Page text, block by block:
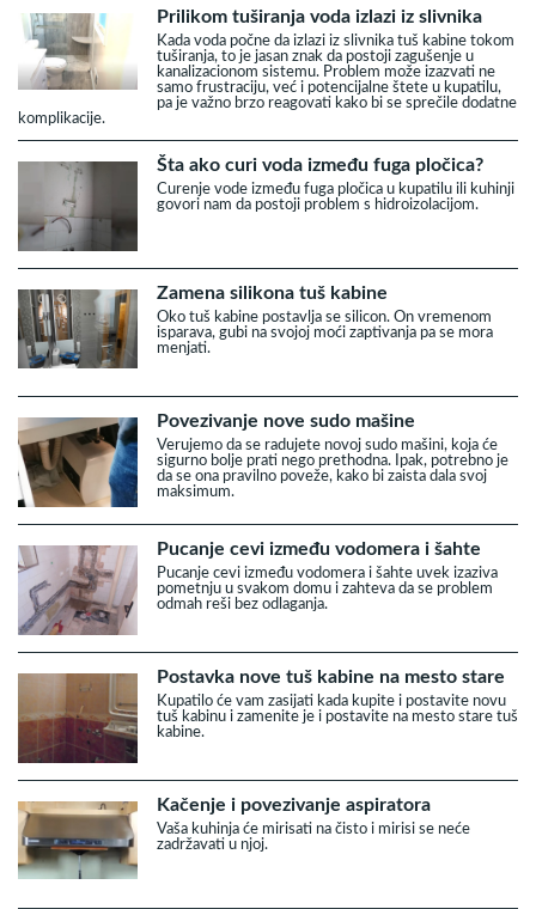
Prilikom tuširanja voda izlazi iz slivnika
Kada voda počne da izlazi iz slivnika tuš kabine tokom
tuširanja, to je jasan znak da postoji zagušenje u
kanalizacionom sistemu. Problem može izazvati ne
samo frustraciju, već i potencijalne štete u kupatilu,
pa je važno brzo reagovati kako bi se sprečile dodatne
komplikacije.
Šta ako curi voda između fuga pločica?
Curenje vode između fuga pločica u kupatilu ili kuhinji
govori nam da postoji problem s hidroizolacijom.
Zamena silikona tuš kabine
Oko tuš kabine postavlja se silicon. On vremenom
isparava, gubi na svojoj moći zaptivanja pa se mora
menjati.
Povezivanje nove sudo mašine
Verujemo da se radujete novoj sudo mašini, koja će
sigurno bolje prati nego prethodna. Ipak, potrebno je
da se ona pravilno poveže, kako bi zaista dala svoj
maksimum.
Pucanje cevi između vodomera i šahte
Pucanje cevi između vodomera i šahte uvek izaziva
pometnju u svakom domu i zahteva da se problem
odmah reši bez odlaganja.
Postavka nove tuš kabine na mesto stare
Kupatilo će vam zasijati kada kupite i postavite novu
tuš kabinu i zamenite je i postavite na mesto stare tuš
kabine.
Kačenje i povezivanje aspiratora
Vaša kuhinja će mirisati na čisto i mirisi se neće
zadržavati u njoj.